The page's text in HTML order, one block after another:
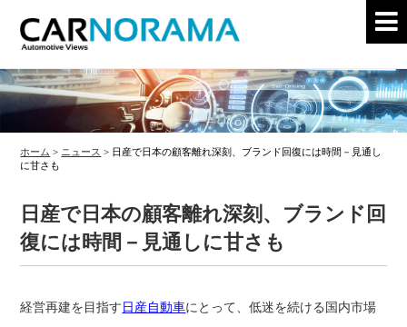
ホーム > ニュース > 日産で日本の顧客離れ深刻、ブランド回復には時間－見通し
に甘さも
日産で日本の顧客離れ深刻、ブランド回
復には時間－見通しに甘さも
経営再建を目指す日産自動車にとって、低迷を続ける国内市場